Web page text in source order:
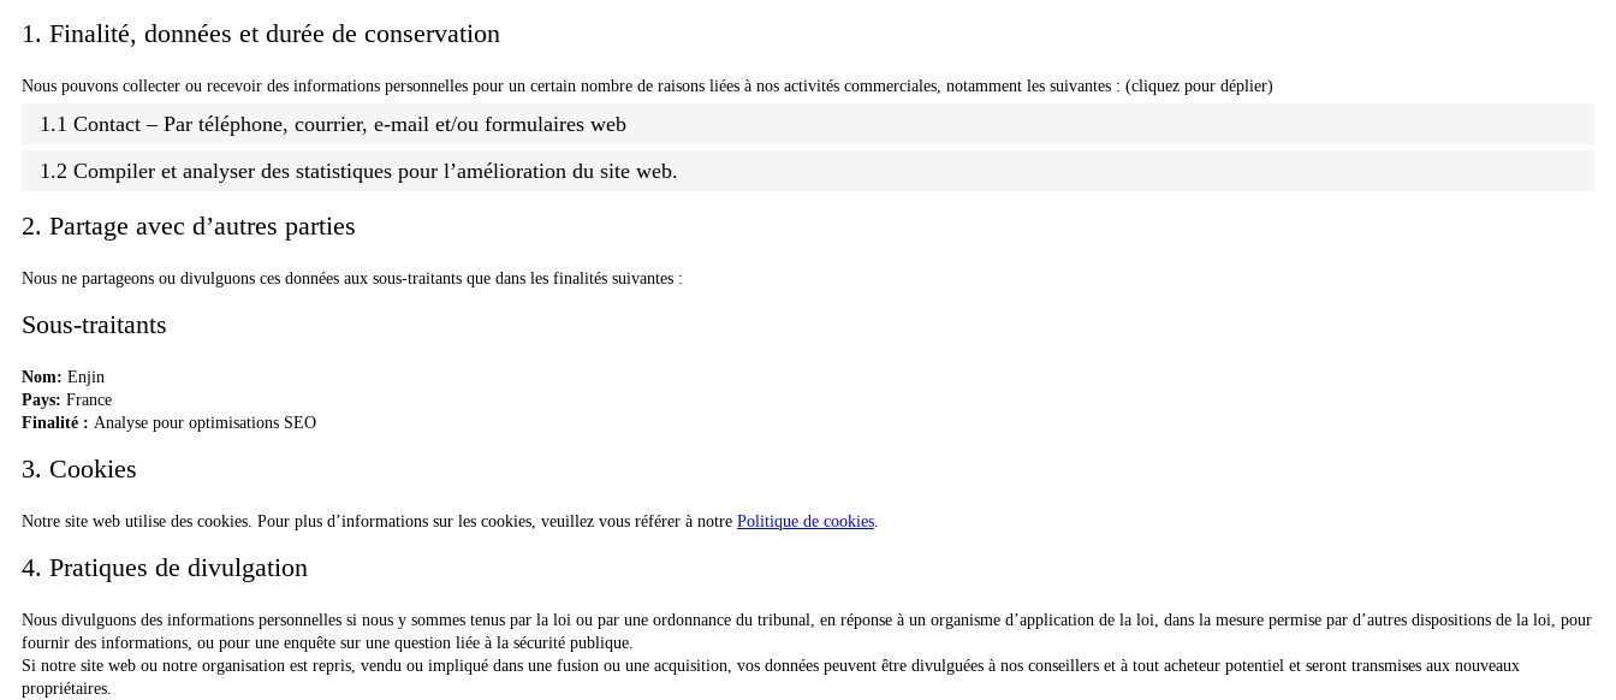
1. Finalité, données et durée de conservation
Nous pouvons collecter ou recevoir des informations personnelles pour un certain nombre de raisons liées à nos activités commerciales, notamment les suivantes : (cliquez pour déplier)
1.1 Contact – Par téléphone, courrier, e-mail et/ou formulaires web
1.2 Compiler et analyser des statistiques pour l’amélioration du site web.
2. Partage avec d’autres parties
Nous ne partageons ou divulguons ces données aux sous-traitants que dans les finalités suivantes :
Sous-traitants
Nom: Enjin
Pays: France
Finalité : Analyse pour optimisations SEO
3. Cookies
Notre site web utilise des cookies. Pour plus d’informations sur les cookies, veuillez vous référer à notre Politique de cookies.
4. Pratiques de divulgation
Nous divulguons des informations personnelles si nous y sommes tenus par la loi ou par une ordonnance du tribunal, en réponse à un organisme d’application de la loi, dans la mesure permise par d’autres dispositions de la loi, pour
fournir des informations, ou pour une enquête sur une question liée à la sécurité publique.
Si notre site web ou notre organisation est repris, vendu ou impliqué dans une fusion ou une acquisition, vos données peuvent être divulguées à nos conseillers et à tout acheteur potentiel et seront transmises aux nouveaux
propriétaires.